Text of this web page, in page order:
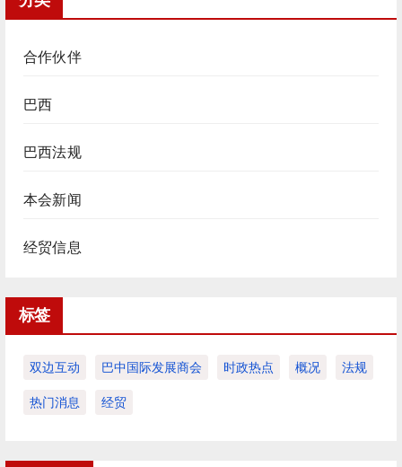
合作伙伴
巴西
巴西法规
本会新闻
经贸信息
标签
双边互动 巴中国际发展商会 时政热点 概况 法规
热门消息 经贸